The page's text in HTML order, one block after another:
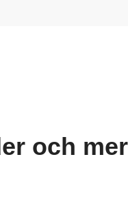
och mer